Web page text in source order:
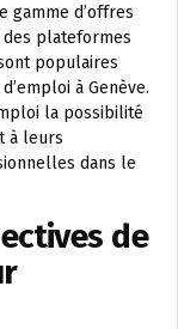
gamme d’offres
des plateformes
populaires
à Genève.
la possibilité
à leurs
dans le
de